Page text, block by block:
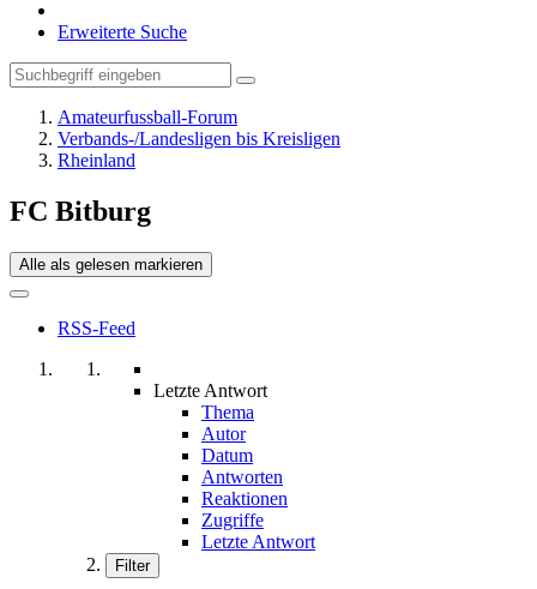
Erweiterte Suche
Amateurfussball-Forum
Verbands-/Landesligen bis Kreisligen
Rheinland
FC Bitburg
Alle als gelesen markieren
RSS-Feed
Letzte Antwort
Thema
Autor
Datum
Antworten
Reaktionen
Zugriffe
Letzte Antwort
Filter